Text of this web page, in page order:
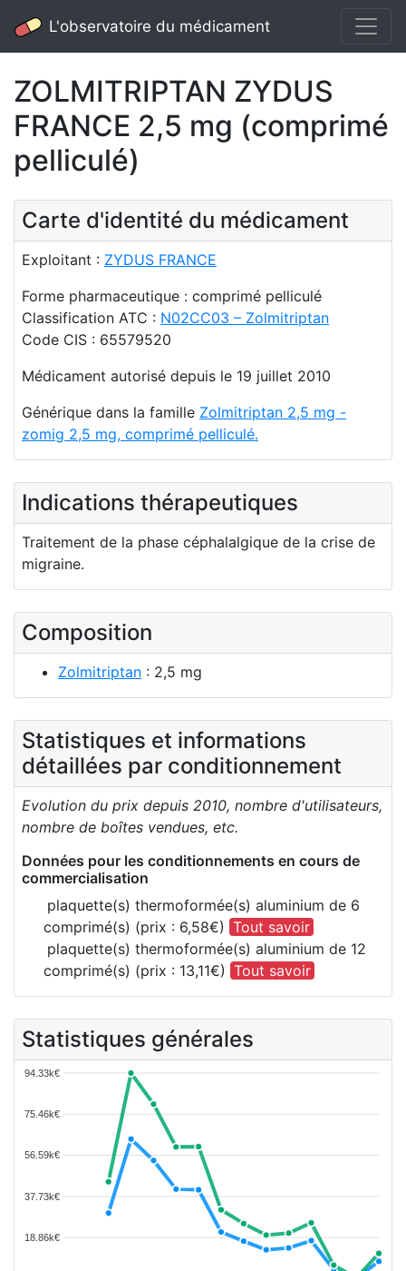
L'observatoire du médicament
ZOLMITRIPTAN ZYDUS
FRANCE 2,5 mg (comprimé
pelliculé)
Carte d'identité du médicament
Exploitant : ZYDUS FRANCE
Forme pharmaceutique : comprimé pelliculé
Classification ATC : N02CC03 – Zolmitriptan
Code CIS : 65579520
Médicament autorisé depuis le 19 juillet 2010
Générique dans la famille Zolmitriptan 2,5 mg -
zomig 2,5 mg, comprimé pelliculé.
Indications thérapeutiques
Traitement de la phase céphalalgique de la crise de
migraine.
Composition
Zolmitriptan : 2,5 mg
Statistiques et informations
détaillées par conditionnement
Evolution du prix depuis 2010, nombre d'utilisateurs,
nombre de boîtes vendues, etc.
Données pour les conditionnements en cours de
commercialisation
plaquette(s) thermoformée(s) aluminium de 6
comprimé(s) (prix : 6,58€) Tout savoir
plaquette(s) thermoformée(s) aluminium de 12
comprimé(s) (prix : 13,11€) Tout savoir
Statistiques générales
94.33k€
75.46k€
56.59k€
37.73k€
18.86k€